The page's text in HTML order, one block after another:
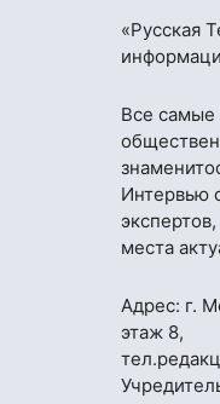
«Русская
Все самые
Интервью
места
Адрес: г.
этаж 8,